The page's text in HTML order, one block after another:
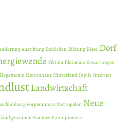
Anstiftung Behörden Bildung Blase Dorf
Fiktion fiktionale Erwartungen
Hegemonie Herrenhaus Hinterland Idylle Internet
Landwirtschaft
VorpommernMetropolen Neue
Pioniere Raumpioniere